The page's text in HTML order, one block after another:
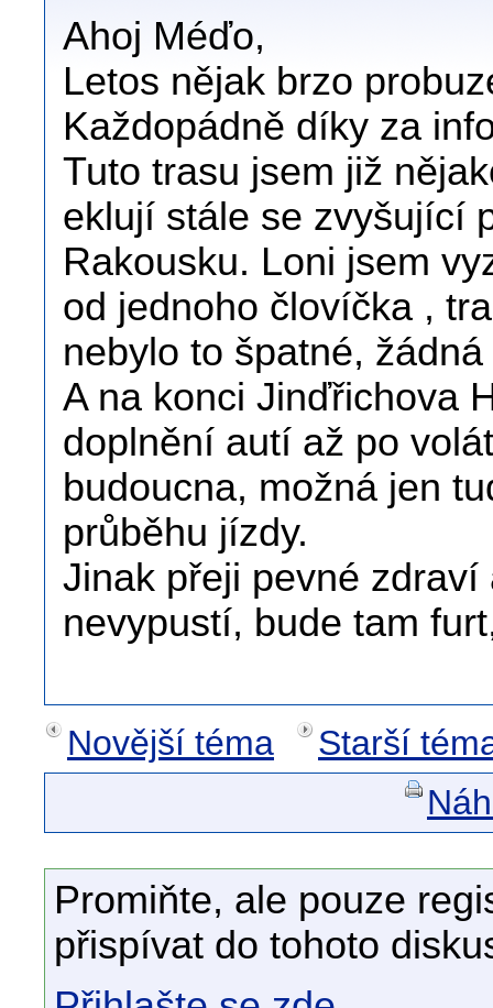
Ahoj Méďo,
Letos nějak brzo
Každopádně díky za
Tuto trasu jsem již
eklují stále se zvyšující
Rakousku. Loni jsem
od jednoho človíčka ,
nebylo to špatné,
A na konci Jinďřichova
doplnění autí až po
budoucna, možná jen
průběhu jízdy.
Jinak přeji pevné
nevypustí, bude tam
Novější téma
Starší
Promiňte, ale pouze
přispívat do tohoto